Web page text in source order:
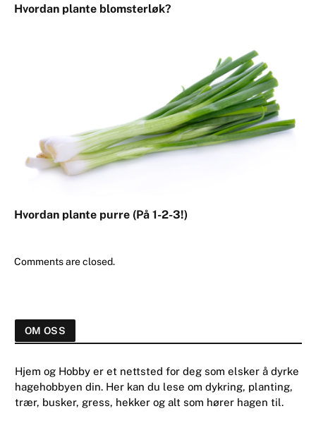
Hvordan plante blomsterløk?
Hvordan plante purre (På 1-2-3!)
Comments are closed.
OM OSS
Hjem og Hobby er et nettsted for deg som elsker å dyrke
hagehobbyen din. Her kan du lese om dykring, planting,
trær, busker, gress, hekker og alt som hører hagen til.